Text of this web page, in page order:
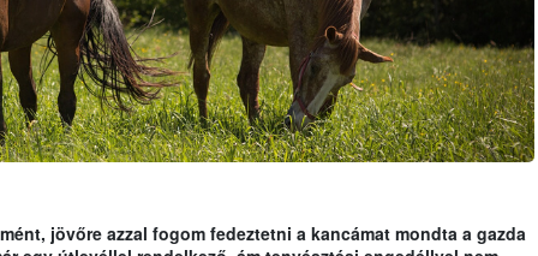
jövőre azzal fogom fedeztetni a kancámat mondta a gazda